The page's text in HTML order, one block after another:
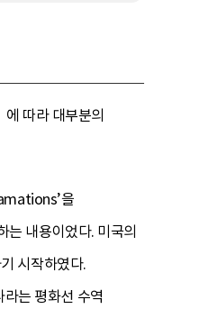
따라 대부분의
을
내용이었다. 미국의
시작하였다.
는 평화선 수역